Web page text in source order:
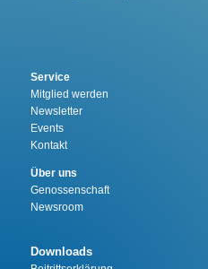
Service
Mitglied werden
Newsletter
Events
Kontakt
Über uns
Genossenschaft
Newsroom
Downloads